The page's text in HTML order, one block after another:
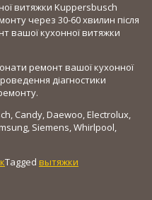
витяжки Kuppersbusch
через 30-60 хвилин після
вашої кухонної витяжки
ремонт вашої кухонної
діагностики
Candy, Daewoo, Electrolux,
Siemens, Whirlpool,
Tagged вытяжки